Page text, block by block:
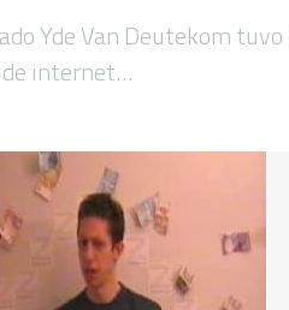
Yde Van Deutekom
de internet…